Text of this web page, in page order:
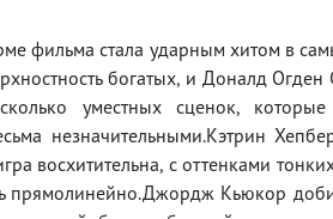
фильма стала ударным хитом в
богатых, и Доналд
уместных сценок,
незначительными.Кэтрин
восхитительна, с оттенками
прямолинейно.Джордж Кьюкор